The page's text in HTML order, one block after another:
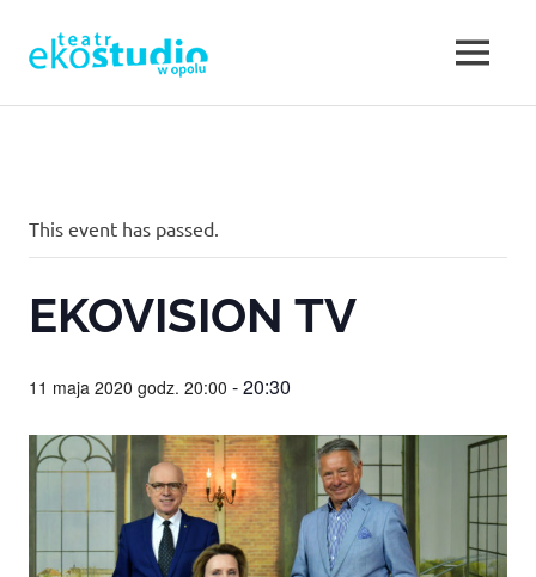
EKOSTUDIO
Teatr
w
Opolu.
Opole.
Teatr
otwarty
nowe
działania,
ale
sięgający
do
Eko
zaprasza
MENU
This event has passed.
EKOVISION TV
11 maja 2020 godz. 20:00 -20:30